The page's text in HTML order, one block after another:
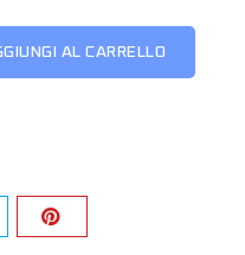
AL CARRELLO